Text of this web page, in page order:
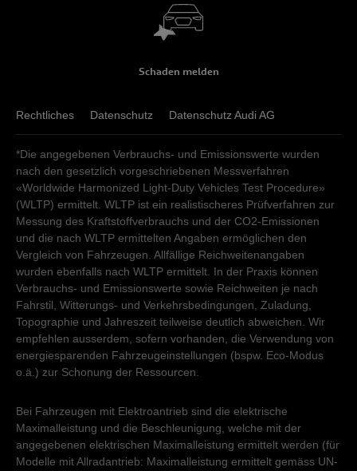
Schaden melden
Rechtliches Datenschutz Datenschutz Audi AG
*Die angegebenen Verbrauchs- und Emissionswerte wurden
nach den gesetzlich vorgeschriebenen Messverfahren
«Worldwide Harmonized Light-Duty Vehicles Test Procedure»
(WLTP) ermittelt. WLTP ist ein realistischeres Prüfverfahren zur
Messung des Kraftstoffverbrauchs und der CO2-Emissionen
und die nach WLTP ermittelten Angaben ermöglichen den
Vergleich von Fahrzeugen. Allfällige Reichweitenangaben
wurden ebenfalls nach WLTP ermittelt. In der Praxis können
Verbrauchs- und Emissionswerte sowie Reichweiten je nach
Fahrstil, Witterungs- und Verkehrsbedingungen, Zuladung,
Topographie und Jahreszeit teilweise deutlich abweichen. Wir
empfehlen ausserdem, sofern vorhanden, die Verwendung von
energiesparenden Fahrzeugeinstellungen (bspw. Eco-Modus
o.ä.) zur Schonung der Ressourcen.
Bei Fahrzeugen mit Elektroantrieb sind die elektrische
Maximalleistung und die Beschleunigung, welche mit der
angegebenen elektrischen Maximalleistung ermittelt werden (für
Modelle mit Allradantrieb: Maximalleistung ermittelt gemäss UN-